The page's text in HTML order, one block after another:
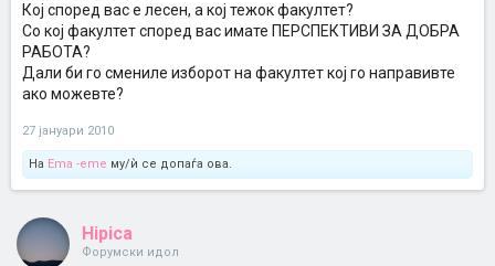
Кој според вас е лесен, а кој тежок факултет?
Со кој факултет според вас имате ПЕРСПЕКТИВИ ЗА ДОБРА
РАБОТА?
Дали би го смениле изборот на факултет кој го направивте
ако можевте?
27 јануари 2010
На Ema -eme му/ѝ се допаѓа ова.
Hipica
Форумски идол